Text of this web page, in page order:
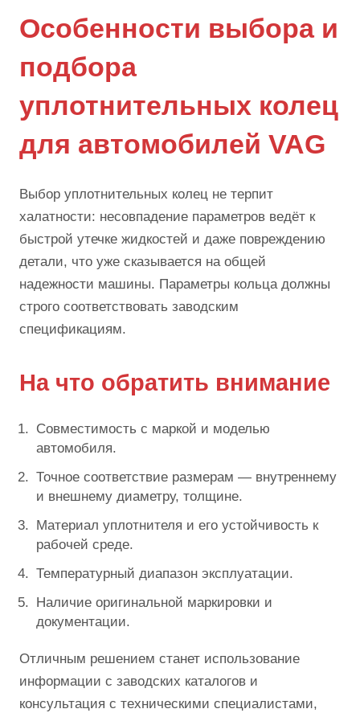
Особенности выбора и
подбора
уплотнительных колец
для автомобилей VAG
Выбор уплотнительных колец не терпит
халатности: несовпадение параметров ведёт к
быстрой утечке жидкостей и даже повреждению
детали, что уже сказывается на общей
надежности машины. Параметры кольца должны
строго соответствовать заводским
спецификациям.
На что обратить внимание
Совместимость с маркой и моделью
автомобиля.
Точное соответствие размерам — внутреннему
и внешнему диаметру, толщине.
Материал уплотнителя и его устойчивость к
рабочей среде.
Температурный диапазон эксплуатации.
Наличие оригинальной маркировки и
документации.
Отличным решением станет использование
информации с заводских каталогов и
консультация с техническими специалистами,